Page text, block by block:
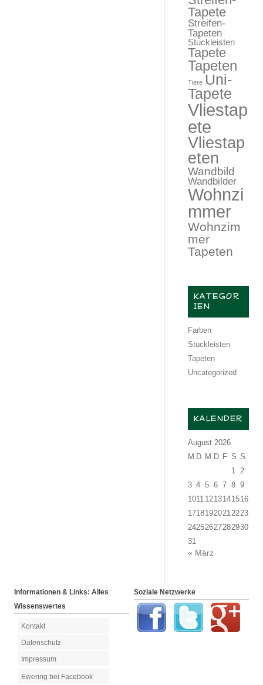
Tapete
Streifen-
Tapeten
Stuckleisten
Tapete
Tapeten
Tiere Uni-
Tapete
Vliestap
ete
Vliestap
eten
Wandbild
Wandbilder
Wohnzi
mmer
Wohnzim
mer
Tapeten
KATEGOR
IEN
Farben
Stuckleisten
Tapeten
Uncategorized
KALENDER
August 2026
M D M D F S S
1
2
3 4 5 6 7 8 9
1011 1213141516
1718192021 2223
24252627282930
31
« März
Informationen & Links: Alles
Wissenswertes
Kontakt
Datenschutz
Impressum
Ewering bei Facebook
Soziale Netzwerke